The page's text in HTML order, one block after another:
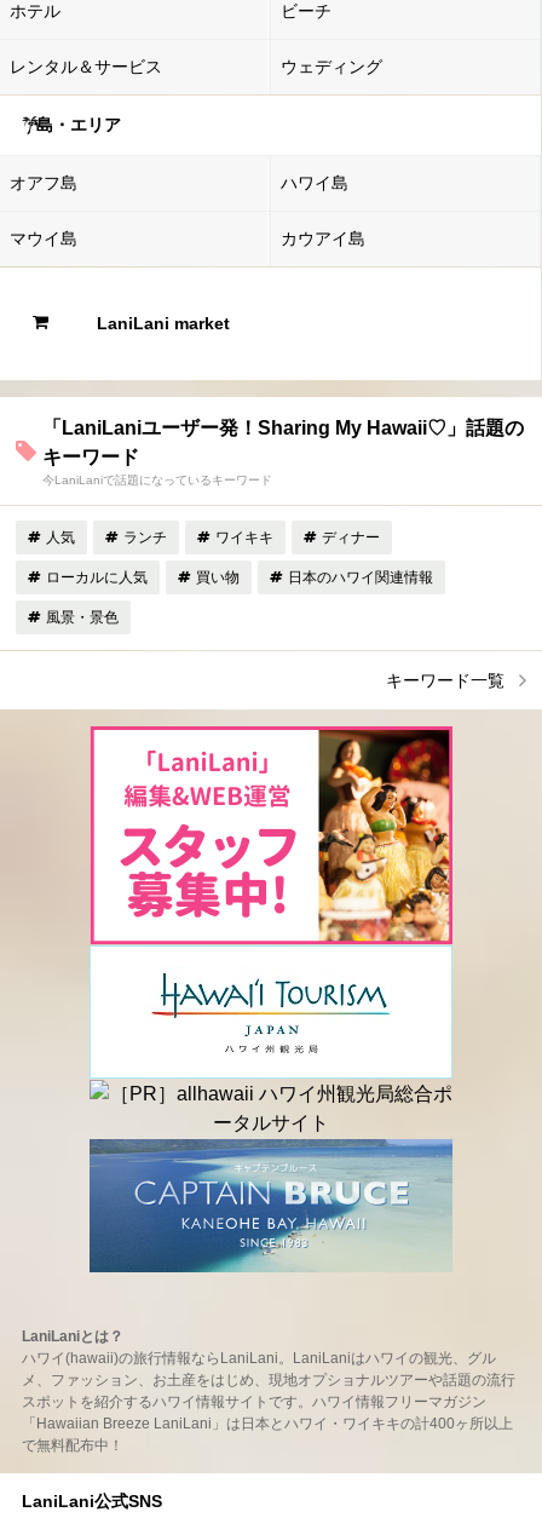
ホテル ビーチ
レンタル＆サービス ウェディング
島・エリア
オアフ島 ハワイ島
マウイ島 カウアイ島
LaniLani market
「LaniLaniユーザー発！Sharing My Hawaii♡」話題の
キーワード
今LaniLaniで話題になっているキーワード
人気 ランチ ワイキキ ディナー
ローカルに人気 買い物 日本のハワイ関連情報
風景・景色
キーワード一覧
LaniLaniとは？
ハワイ(hawaii)の旅行情報ならLaniLani。LaniLaniはハワイの観光、グル
メ、ファッション、お土産をはじめ、現地オプショナルツアーや話題の流行
スポットを紹介するハワイ情報サイトです。ハワイ情報フリーマガジン
「Hawaiian Breeze LaniLani」は日本とハワイ・ワイキキの計400ヶ所以上
で無料配布中！
LaniLani公式SNS